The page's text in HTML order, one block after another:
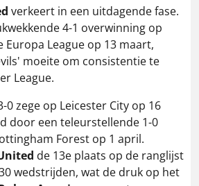
verkeert in een uitdagende fase.
4-1 overwinning op
Europa League op 13 maart,
moeite om consistentie te
League.
0 zege op Leicester City op 16
door een teleurstellende 1-0
Forest op 1 april.
de 13e plaats op de ranglijst
wedstrijden, wat de druk op het